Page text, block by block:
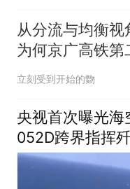
从分流与均衡视
为何京广高铁第
必过郑州枢纽？
立刻受到开始的覅
央视首次曝光
052D跨界指挥
有多绝？